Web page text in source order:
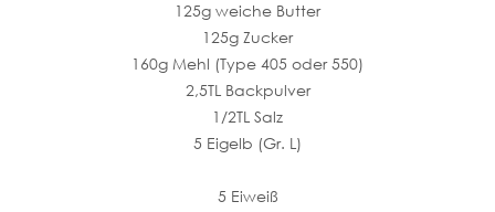
125g weiche Butter
125g Zucker
160g Mehl (Type 405 oder 550)
2,5TL Backpulver
1/2TL Salz
5 Eigelb (Gr. L)
5 Eiweiß